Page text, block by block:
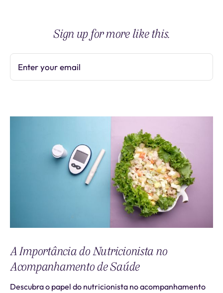
Sign up for more like this.
Enter your email
A Importância do Nutricionista no
Acompanhamento de Saúde
Descubra o papel do nutricionista no acompanhamento